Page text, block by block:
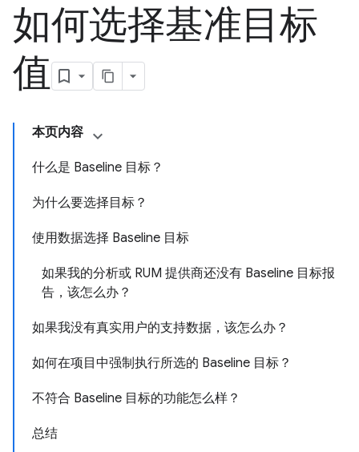
如何选择基准目标
值
本页内容
什么是 Baseline 目标？
为什么要选择目标？
使用数据选择 Baseline 目标
如果我的分析或 RUM 提供商还没有 Baseline 目标报
告，该怎么办？
如果我没有真实用户的支持数据，该怎么办？
如何在项目中强制执行所选的 Baseline 目标？
不符合 Baseline 目标的功能怎么样？
总结